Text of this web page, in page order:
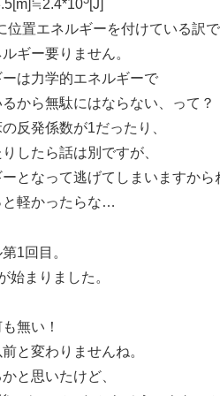
[J]
位置エネルギーを付けている訳で
ギー要りません。
は力学的エネルギーで
から無駄にはならない、って？
反発係数が1だったり、
したら話は別ですが、
となって逃げてしまいますから
と軽かったらな…
1回目。
始まりました。
無い！
と変わりませんね。
と思いたけど、